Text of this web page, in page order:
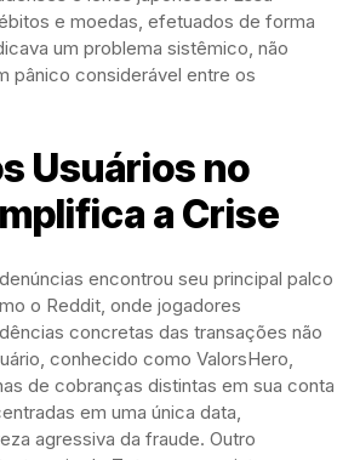
e moedas, efetuados de forma
um problema sistêmico, não
pânico considerável entre os
Usuários no
a Crise
encontrou seu principal palco
o Reddit, onde jogadores
concretas das transações não
conhecido como ValorsHero,
de cobranças distintas em sua conta
em uma única data,
agressiva da fraude. Outro